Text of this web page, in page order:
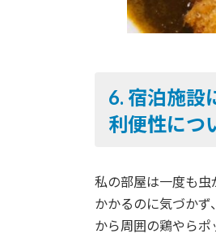
6. 宿泊施設
利便性につ
私の部屋は一度も虫
かかるのに気づか
から周囲の鶏やら